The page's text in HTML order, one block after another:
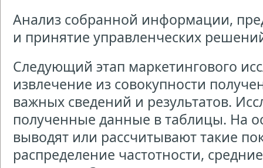
Анализ собранной информации,
и принятие управленческих
Следующий этап маркетингового
извлечение из совокупности
важных сведений и результатов.
полученные данные в таблицы. На
выводят или рассчитывают такие
распределение частотности,